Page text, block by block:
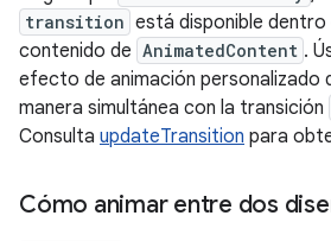
transition está disponible dentro
contenido de AnimatedContent .
efecto de animación personalizado
manera simultánea con la transición
Consulta updateTransition para
Cómo animar entre dos